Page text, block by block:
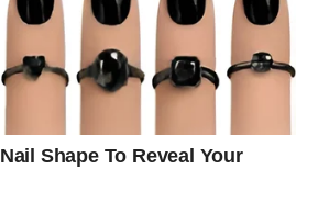
susret, informacija ili događaj koji
snažnu simboliku. U tom trenutku
da se određeni delovi
na pragu promene.
periodu ne deluju tiho. One
menjaju unutrašnju ravnotežu i